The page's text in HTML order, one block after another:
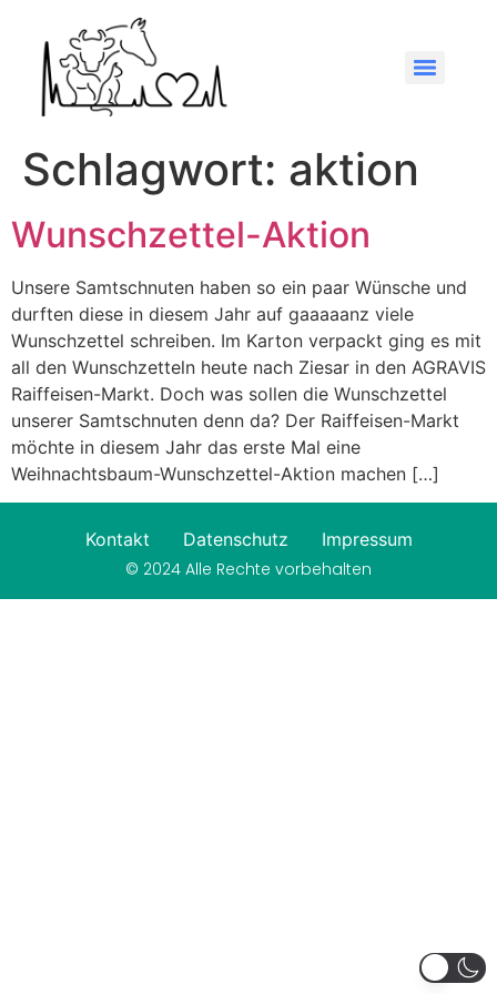
Schlagwort: aktion
Wunschzettel-Aktion
Unsere Samtschnuten haben so ein paar Wünsche und
durften diese in diesem Jahr auf gaaaaanz viele
Wunschzettel schreiben. Im Karton verpackt ging es mit
all den Wunschzetteln heute nach Ziesar in den AGRAVIS
Raiffeisen-Markt. Doch was sollen die Wunschzettel
unserer Samtschnuten denn da? Der Raiffeisen-Markt
möchte in diesem Jahr das erste Mal eine
Weihnachtsbaum-Wunschzettel-Aktion machen […]
Kontakt Datenschutz
Impressum
© 2024 Alle Rechte vorbehalten